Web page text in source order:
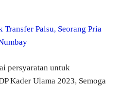
Palsu, Seorang Pria
persyaratan untuk
Kader Ulama 2023, Semoga